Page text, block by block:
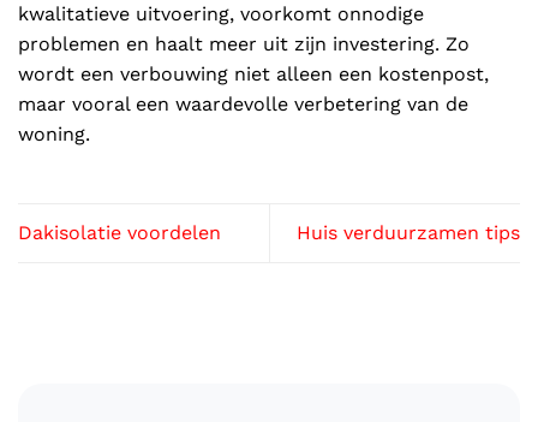
kwalitatieve uitvoering, voorkomt onnodige
problemen en haalt meer uit zijn investering. Zo
wordt een verbouwing niet alleen een kostenpost,
maar vooral een waardevolle verbetering van de
woning.
Dakisolatie voordelen Huis verduurzamen tips